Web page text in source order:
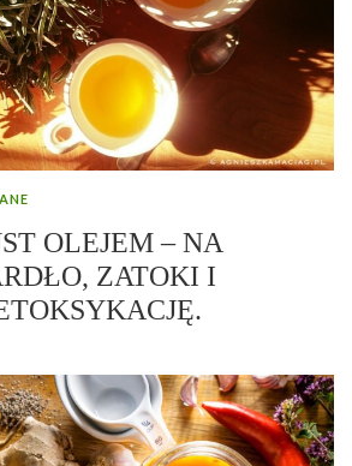
OLEJEM – NA
ZATOKI I